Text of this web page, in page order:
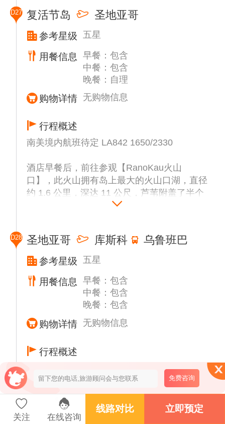
迎访客。
午餐后出发前往【Ahu Vinapu祭祀台】，提
供红色石材的【Puna Pao火山采石场】，
【Ahu Akivi 7尊面向大海的石像】（共约1小
D27 复活节岛 圣地亚哥
参考星级 五星
用餐信息
早餐：包含
中餐：包含
晚餐：自理
购物详情 无购物信息
行程概述
南美境内航班待定 LA842 1650/2330
酒店早餐后，前往参观【RanoKau火山
口】，此火山拥有岛上最大的火山口湖，直径
约 1.6 公里，深达 11 公尺，芦苇附盖了半个
湖面，从间隙中可以看到清澈的湖水，闪耀着
地【鸟人村文化“Orongo”】,这是全岛最重要
的村落之一，历史上它是岛上重要比赛的举办
地，海拔约 310 米，拥有面向全岛和太平洋
的壮丽视野，目前村子里有一条1公里长的小
径，我们可以近距离的欣赏复员后的房屋和岩
画艺术到此，复活节岛神秘之旅结束，前往机
场，乘机返回圣地亚哥。
D28 圣地亚哥 库斯科 乌鲁班巴
参考星级 五星
用餐信息
早餐：包含
中餐：包含
晚餐：包含
购物详情 无购物信息
行程概述
南美境内航班待定 LA2367 1440/1710
早餐后，参观圣母山(山顶可俯视欣赏圣地亚
哥城市风景远眺安第斯山脉的连绵雪峰)，后
前往圣地亚哥机场飞往库斯科。抵达后驱车前
关注 在线咨询
线路对比 立即预定
免费咨询